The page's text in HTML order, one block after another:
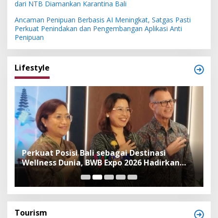
dari NTB Diamankan Karantina Bali
Ancaman Penipuan Berbasis AI Meningkat, Satgas Pasti
Perkuat Penindakan dan Pengembangan Aplikasi Anti
Penipuan
Lifestyle
Perkuat Posisi Bali sebagai Destinasi
Wellness Dunia, BWB Expo 2026 Hadirkan
Exhibitor Nasional dan Global
Tourism